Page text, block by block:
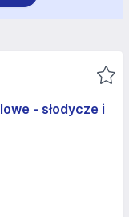
- słodycze i